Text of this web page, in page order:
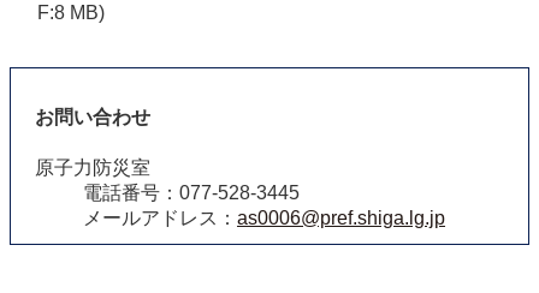
F:8 MB)
お問い合わせ
原子力防災室
電話番号：077-528-3445
メールアドレス： as0006@pref.shiga.lg.jp